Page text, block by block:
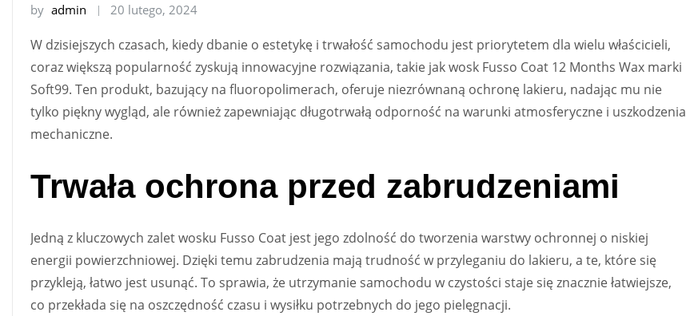
by admin 20 lutego, 2024
W dzisiejszych czasach, kiedy dbanie o estetykę i trwałość samochodu jest priorytetem dla wielu właścicieli,
coraz większą popularność zyskują innowacyjne rozwiązania, takie jak wosk Fusso Coat 12 Months Wax marki
Soft99. Ten produkt, bazujący na fluoropolimerach, oferuje niezrównaną ochronę lakieru, nadając mu nie
tylko piękny wygląd, ale również zapewniając długotrwałą odporność na warunki atmosferyczne i uszkodzenia
mechaniczne.
Trwała ochrona przed zabrudzeniami
Jedną z kluczowych zalet wosku Fusso Coat jest jego zdolność do tworzenia warstwy ochronnej o niskiej
energii powierzchniowej. Dzięki temu zabrudzenia mają trudność w przyleganiu do lakieru, a te, które się
przykleją, łatwo jest usunąć. To sprawia, że utrzymanie samochodu w czystości staje się znacznie łatwiejsze,
co przekłada się na oszczędność czasu i wysiłku potrzebnych do jego pielęgnacji.